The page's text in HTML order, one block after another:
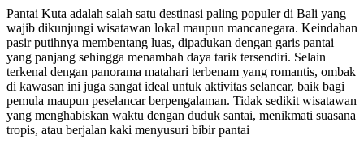
Pantai Kuta adalah salah satu destinasi paling populer di Bali yang
wajib dikunjungi wisatawan lokal maupun mancanegara. Keindahan
pasir putihnya membentang luas, dipadukan dengan garis pantai
yang panjang sehingga menambah daya tarik tersendiri. Selain
terkenal dengan panorama matahari terbenam yang romantis, ombak
di kawasan ini juga sangat ideal untuk aktivitas selancar, baik bagi
pemula maupun peselancar berpengalaman. Tidak sedikit wisatawan
yang menghabiskan waktu dengan duduk santai, menikmati suasana
tropis, atau berjalan kaki menyusuri bibir pantai